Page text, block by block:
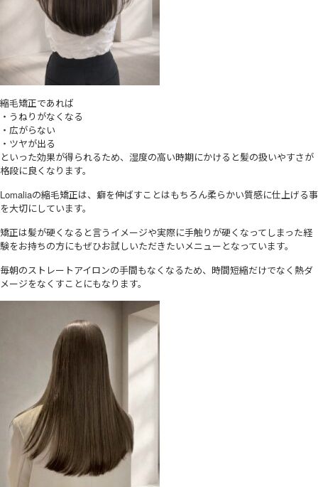
縮毛矯正であれば
・うねりがなくなる
・広がらない
・ツヤが出る
といった効果が得られるため、湿度の高い時期にかけると髪の扱いやすさが
格段に良くなります。
Lomaliaの縮毛矯正は、癖を伸ばすことはもちろん柔らかい質感に仕上げる事
を大切にしています。
矯正は髪が硬くなると言うイメージや実際に手触りが硬くなってしまった経
験をお持ちの方にもぜひお試しいただきたいメニューとなっています。
毎朝のストレートアイロンの手間もなくなるため、時間短縮だけでなく熱ダ
メージをなくすことにもなります。